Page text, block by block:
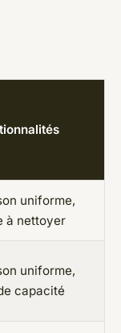
uniforme,
à nettoyer
uniforme,
capacité